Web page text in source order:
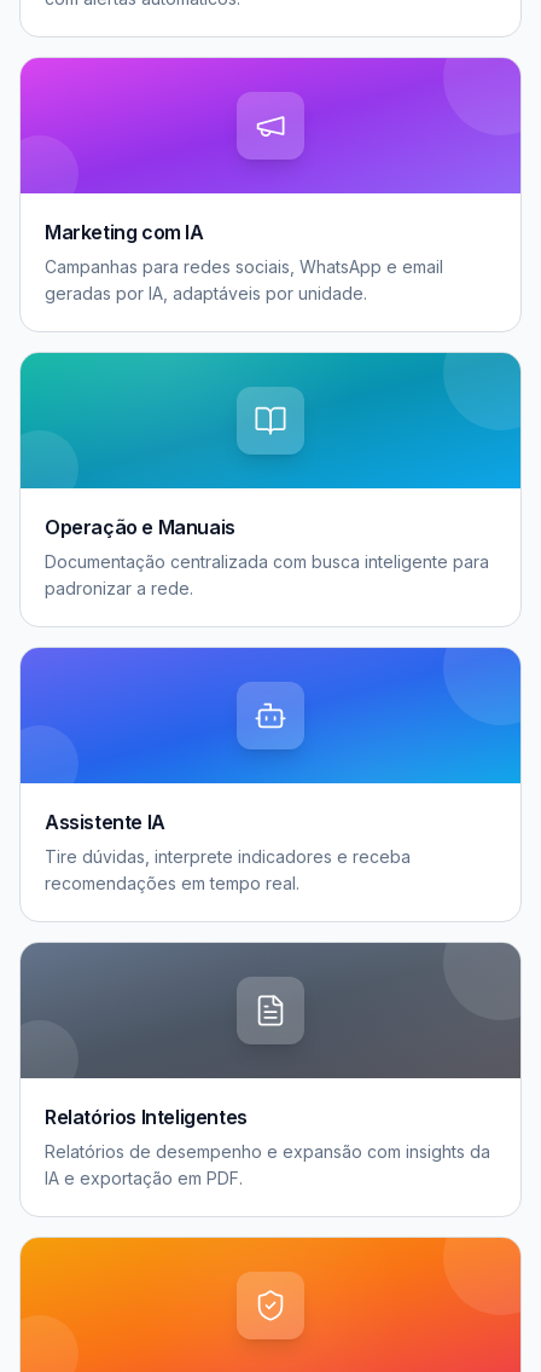
Marketing com IA
Campanhas para redes sociais, WhatsApp e email
geradas por IA, adaptáveis por unidade.
Operação e Manuais
Documentação centralizada com busca inteligente para
padronizar a rede.
Assistente IA
Tire dúvidas, interprete indicadores e receba
recomendações em tempo real.
Relatórios Inteligentes
Relatórios de desempenho e expansão com insights da
IA e exportação em PDF.